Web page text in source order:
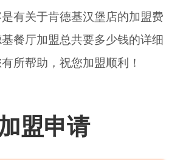
关于肯德基汉堡店的加盟费
餐厅加盟总共要多少钱的详细
所帮助，祝您加盟顺利！
盟申请